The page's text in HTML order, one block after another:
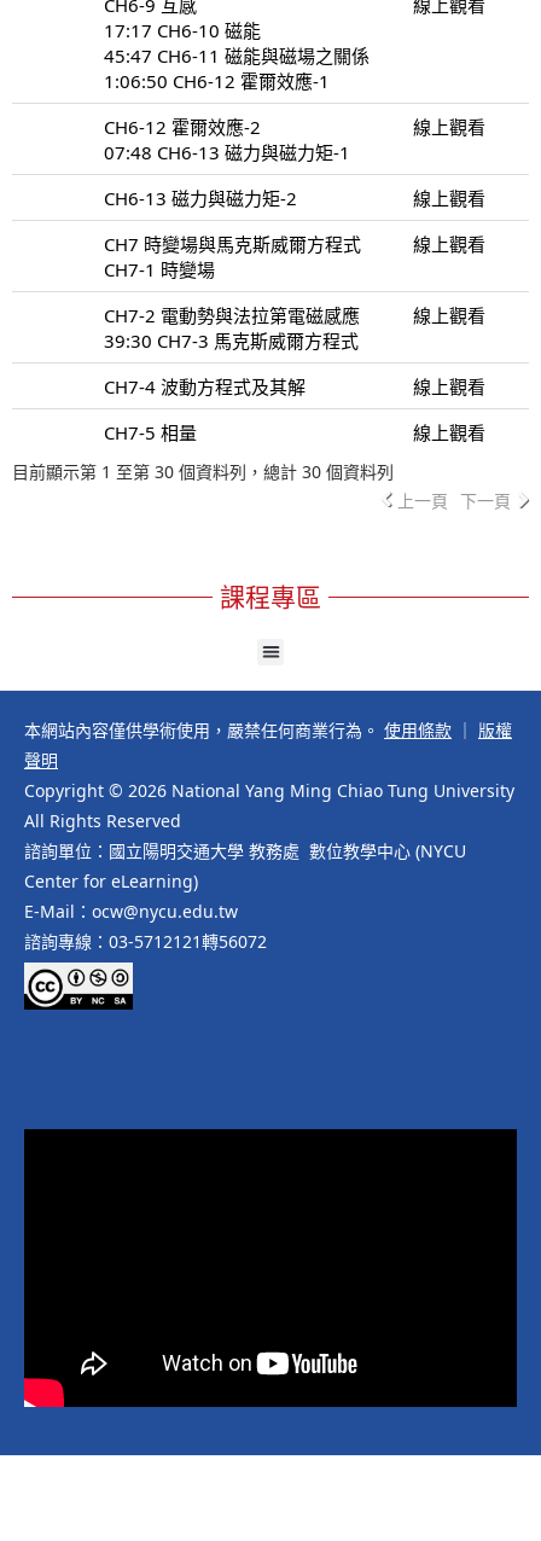
17:17 CH6-10 磁能
45:47 CH6-11 磁能與磁場之關係
1:06:50 CH6-12 霍爾效應-1
CH6-12 霍爾效應-2
07:48 CH6-13 磁力與磁力矩-1
線上觀看
CH6-13 磁力與磁力矩-2
線上觀看
CH7 時變場與馬克斯威爾方程式
CH7-1 時變場
線上觀看
CH7-2 電動勢與法拉第電磁感應
39:30 CH7-3 馬克斯威爾方程式
線上觀看
CH7-4 波動方程式及其解
線上觀看
CH7-5 相量
線上觀看
目前顯示第 1 至第 30 個資料列，總計 30 個資料列
上一頁 下一頁
課程專區
本網站內容僅供學術使用，嚴禁任何商業行為。 使用條款
版權
聲明
Copyright © 2026 National Yang Ming Chiao Tung University
All Rights Reserved
諮詢單位：國立陽明交通大學 教務處 數位教學中心 (NYCU
Center for eLearning)
E-Mail：ocw@nycu.edu.tw
諮詢專線：03-5712121轉56072